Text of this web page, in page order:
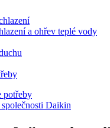
a ohřev teplé vody
potřeby
Daikin